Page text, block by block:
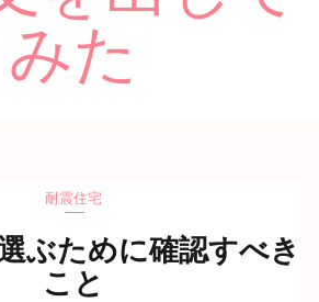
みた
耐震住宅
ぶために確認すべき
こと